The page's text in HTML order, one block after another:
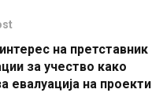
на претставник
за учество како
евалуација на проекти